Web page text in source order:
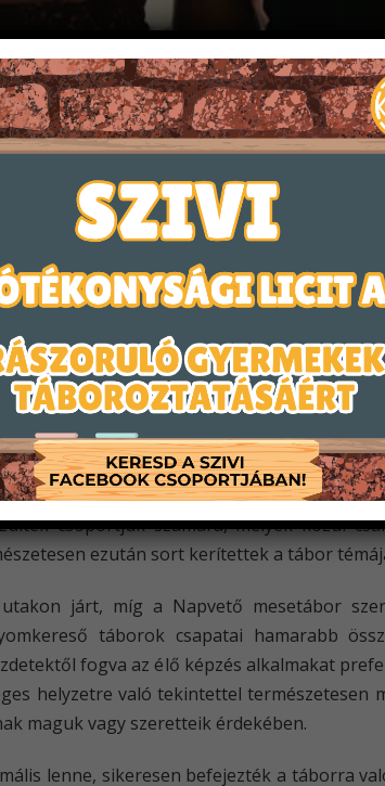
Gyermekekért és Fiatalokért Alapítvány és
imáik, és a 2020-as évben a KÖSZI-
el a tréningek, hisz bizonytalan volt
Táborvezetők akcióban nevezetű
indult meg a szervezés végül május végén,
egy SZIVI által szervezett közös
és összerázódnak egymással a
3-4 hónapjuk felkészülni a „nagy
alkalmon vesznek részt a vállalkozó
külön csapatonként került sor az első
csapatépítő trénerének és
csoportjuk számára, melyek közül
ezután sort kerítettek a tábor
járt, míg a Napvető mesetábor
táborok csapatai hamarabb
fogva az élő képzés alkalmakat
helyzetre való tekintettel természetesen
maguk vagy szeretteik érdekében.
lenne, sikeresen befejezték a táborra